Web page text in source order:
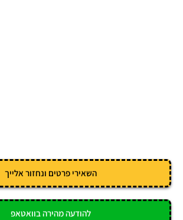
השאירי פרטים ונחזור אלייך
להודעה מהירה בוואטאפ